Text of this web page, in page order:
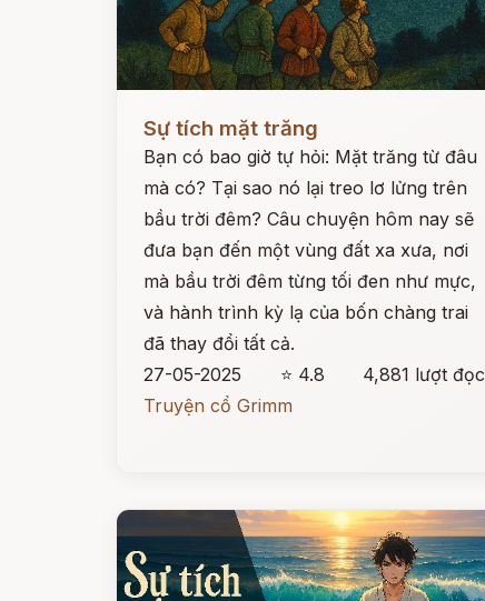
Sự tích mặt trăng
Bạn có bao giờ tự hỏi: Mặt trăng từ đâu
mà có? Tại sao nó lại treo lơ lửng trên
bầu trời đêm? Câu chuyện hôm nay sẽ
đưa bạn đến một vùng đất xa xưa, nơi
mà bầu trời đêm từng tối đen như mực,
và hành trình kỳ lạ của bốn chàng trai
đã thay đổi tất cả.
27-05-2025
⭐ 4.8
4,881 lượt đọc
Truyện cổ Grimm